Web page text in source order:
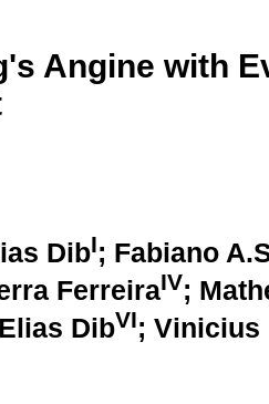
Angine with
DibI; Fabiano
FerreiraIV;
DibVI; Vinicius